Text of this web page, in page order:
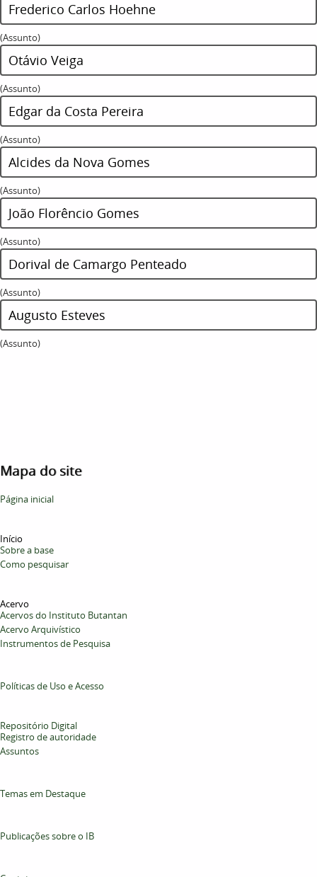
Frederico Carlos Hoehne
(Assunto)
Otávio Veiga
(Assunto)
Edgar da Costa Pereira
(Assunto)
Alcides da Nova Gomes
(Assunto)
João Florêncio Gomes
(Assunto)
Dorival de Camargo Penteado
(Assunto)
Augusto Esteves
(Assunto)
Mapa do site
Página inicial
Início
Sobre a base
Como pesquisar
Acervo
Acervos do Instituto Butantan
Acervo Arquivístico
Instrumentos de Pesquisa
Políticas de Uso e Acesso
Repositório Digital
Registro de autoridade
Assuntos
Temas em Destaque
Publicações sobre o IB